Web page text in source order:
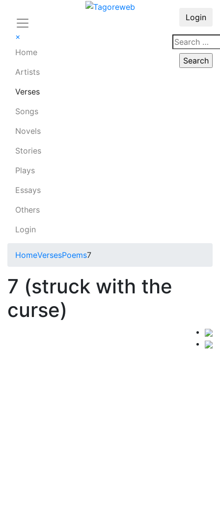
×
Home
Artists
Verses
Songs
Novels
Stories
Plays
Essays
Others
Login
Login
HomeVersesPoems7
7 (struck with the
curse)